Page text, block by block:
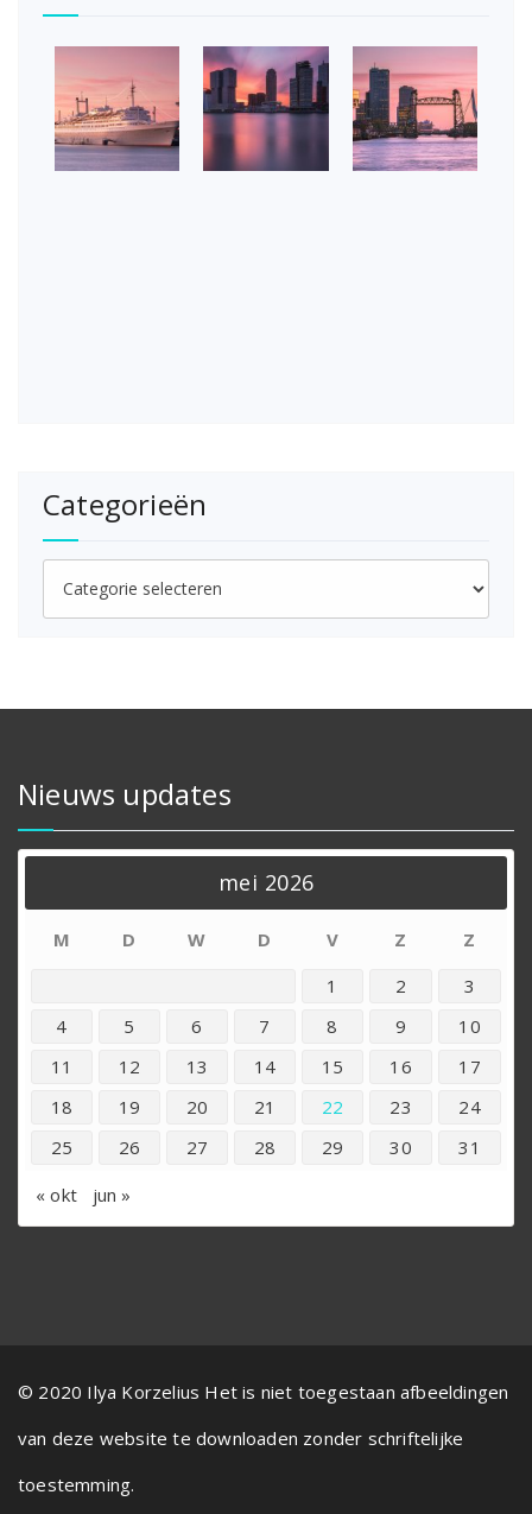
Categorieën
Categorieën
Nieuws updates
mei 2026
M D W D V Z
Z
1
2
3
4
5 6 7 8 9
10
11
12 13 14 15 16
17
18
19 20 21 22 23
24
25
26 27 28 29 30
31
« okt
jun »
© 2020 Ilya Korzelius Het is niet toegestaan afbeeldingen
van deze website te downloaden zonder schriftelijke
toestemming.